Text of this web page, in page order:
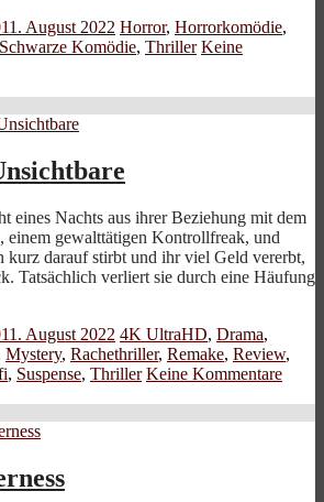
11. August 2022 Horror, Horrorkomödie,
Schwarze Komödie, Thriller Keine
eines Nachts aus ihrer Beziehung mit dem
einem gewalttätigen Kontrollfreak, und
kurz darauf stirbt und ihr viel Geld vererbt,
Tatsächlich verliert sie durch eine Häufung
11. August 2022 4K UltraHD, Drama,
Mystery, Rachethriller, Remake, Review,
, Suspense, Thriller Keine Kommentare